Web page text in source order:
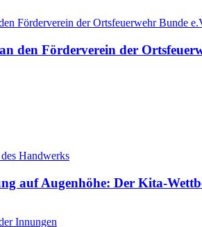
den Förderverein der
auf Augenhöhe: Der Kita-